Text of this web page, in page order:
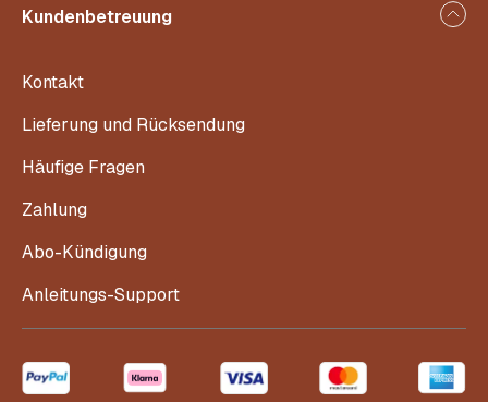
Kundenbetreuung
Kontakt
Lieferung und Rücksendung
Häufige Fragen
Zahlung
Abo-Kündigung
Anleitungs-Support